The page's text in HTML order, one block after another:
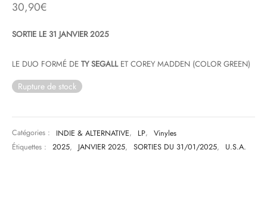
30,90€
SORTIE LE 31 JANVIER 2025
LE DUO FORMÉ DE TY SEGALLET COREY MADDEN (COLOR GREEN)
Rupture de stock
Catégories : INDIE & ALTERNATIVE, LP,
Vinyles
Étiquettes :
2025, JANVIER 2025, SORTIES DU 31/01/2025, U.S.A.
MUSIQUES IMPROVISEES
CLASSIQUE